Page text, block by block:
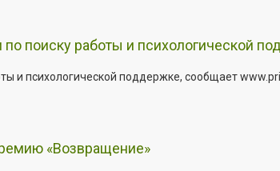
поиску работы и психологической
и психологической поддержке, сообщает
«Возвращение»